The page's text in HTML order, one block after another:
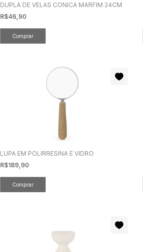
DUPLA DE VELAS CONICA MARFIM 24CM
R$46,90
LUPA EM POLIRRESINA E VIDRO
R$189,90